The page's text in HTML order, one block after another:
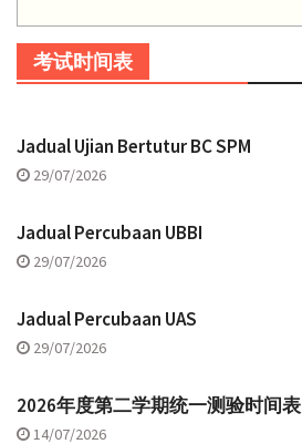
考试时间表
Jadual Ujian Bertutur BC SPM
29/07/2026
Jadual Percubaan UBBI
29/07/2026
Jadual Percubaan UAS
29/07/2026
2026年度第二学期统一测验时间表
14/07/2026